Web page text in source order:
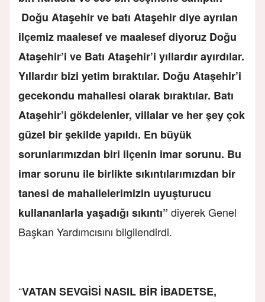
Doğu Ataşehir ve batı Ataşehir diye ayrılan
ilçemiz maalesef ve maalesef diyoruz Doğu
Ataşehir’i ve Batı Ataşehir’i yıllardır ayırdılar.
Yıllardır bizi yetim bıraktılar. Doğu Ataşehir’i
gecekondu mahallesi olarak bıraktılar. Batı
Ataşehir’i gökdelenler, villalar ve her şey çok
güzel bir şekilde yapıldı. En büyük
sorunlarımızdan biri ilçenin imar sorunu. Bu
imar sorunu ile birlikte sıkıntılarımızdan bir
tanesi de mahallelerimizin uyuşturucu
kullananlarla yaşadığı sıkıntı” diyerek Genel
Başkan Yardımcısını bilgilendirdi.
“VATAN SEVGİSİ NASIL BİR İBADETSE,